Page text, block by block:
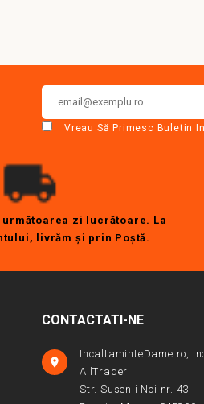
Vreau Să Primesc Buletin
zi lucrătoare. La
livrăm şi prin Poştă.
CONTACTATI-NE

IncaltaminteDame.ro,
AllTrader
Str. Susenii Noi nr. 43